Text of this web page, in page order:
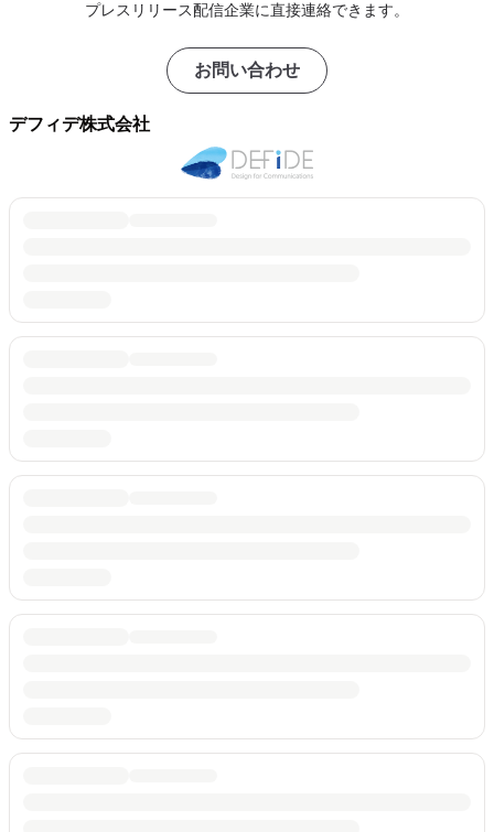
プレスリリース配信企業に直接連絡できます。
お問い合わせ
デフィデ株式会社